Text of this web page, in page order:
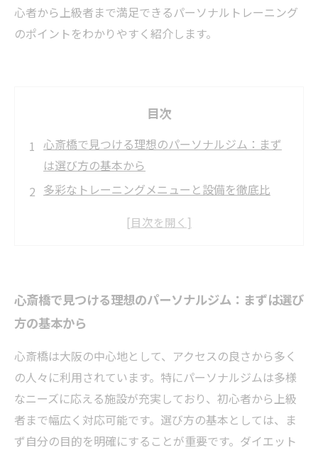
心者から上級者まで満足できるパーソナルトレーニング
のポイントをわかりやすく紹介します。
目次
心斎橋で見つける理想のパーソナルジム：まず
は選び方の基本から
多彩なトレーニングメニューと設備を徹底比
料金だけじゃない！心斎橋ジムで後悔しないた
ソナルジムの選び方を解説
これで決まり！心斎橋で自分に合う最高のパー
ソナルジムを見つけるコツ
心斎橋のおすすめパーソナルジム10選【2024年
最新比較】
パーソナルジム選びで失敗しないために知って
おきたい3つのポイント
心斎橋で見つける理想のパーソナルジム：まずは選び
方の基本から
心斎橋は大阪の中心地として、アクセスの良さから多く
の人々に利用されています。特にパーソナルジムは多様
なニーズに応える施設が充実しており、初心者から上級
者まで幅広く対応可能です。選び方の基本としては、ま
ず自分の目的を明確にすることが重要です。ダイエット